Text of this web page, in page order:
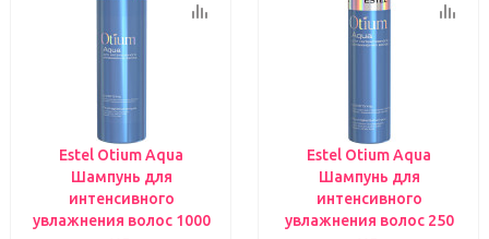
Estel Otium Aqua
Шампунь для
интенсивного
увлажнения волос 1000
Estel Otium Aqua
Шампунь для
интенсивного
увлажнения волос 250